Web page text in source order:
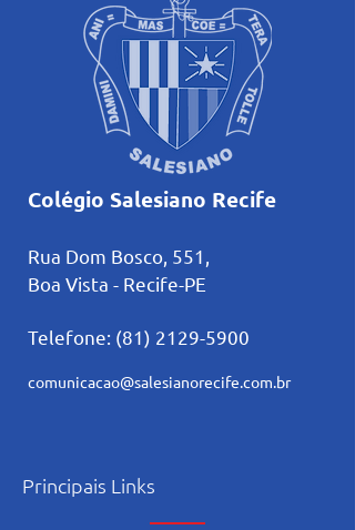
Colégio Salesiano Recife
Rua Dom Bosco, 551,
Boa Vista - Recife-PE
Telefone: (81) 2129-5900
comunicacao@salesianorecife.com.br
Principais Links